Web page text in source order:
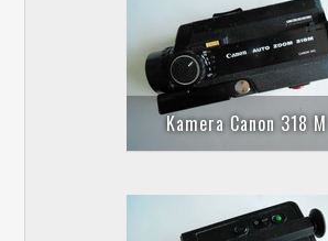
Kamera Canon 318 M